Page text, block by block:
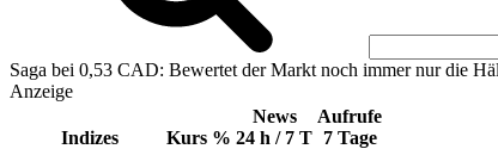
Saga bei 0,53 CAD: Bewertet der Markt noch immer nur die
Anzeige
Indizes Kurs %
News
24 h / 7 T
Aufrufe
7 Tage